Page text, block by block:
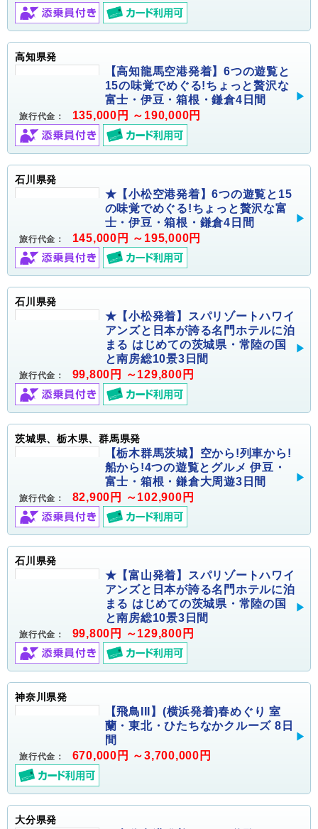
高知県発
【高知龍馬空港発着】6つの遊覧と
15の味覚でめぐる!ちょっと贅沢な
富士・伊豆・箱根・鎌倉4日間
旅行代金： 135,000円 ～190,000円
石川県発
★【小松空港発着】6つの遊覧と15
の味覚でめぐる!ちょっと贅沢な富
士・伊豆・箱根・鎌倉4日間
旅行代金： 145,000円 ～195,000円
石川県発
★【小松発着】スパリゾートハワイ
アンズと日本が誇る名門ホテルに泊
まる はじめての茨城県・常陸の国
と南房総10景3日間
旅行代金： 99,800円 ～129,800円
茨城県、栃木県、群馬県発
【栃木群馬茨城】空から!列車から!
船から!4つの遊覧とグルメ 伊豆・
富士・箱根・鎌倉大周遊3日間
旅行代金： 82,900円 ～102,900円
石川県発
★【富山発着】スパリゾートハワイ
アンズと日本が誇る名門ホテルに泊
まる はじめての茨城県・常陸の国
と南房総10景3日間
旅行代金： 99,800円 ～129,800円
神奈川県発
【飛鳥III】(横浜発着)春めぐり 室
蘭・東北・ひたちなかクルーズ 8日
間
旅行代金： 670,000円 ～3,700,000円
大分県発